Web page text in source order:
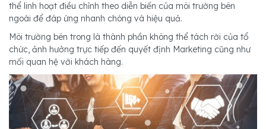
thể linh hoạt điều chỉnh theo diễn biến của môi trường bên
ngoài để đáp ứng nhanh chóng và hiệu quả.
Môi trường bên trong là thành phần không thể tách rời của tổ
chức, ảnh hưởng trực tiếp đến quyết định Marketing cũng như
mối quan hệ với khách hàng.